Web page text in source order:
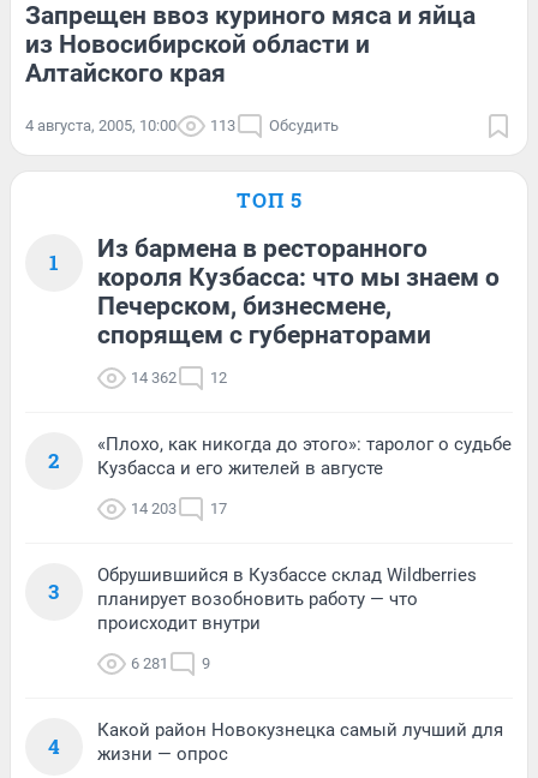
Запрещен ввоз куриного мяса и яйца
из Новосибирской области и
Алтайского края
4 августа, 2005, 10:00 113 Обсудить
ТОП 5
1
Из бармена в ресторанного
короля Кузбасса: что мы знаем о
Печерском, бизнесмене,
спорящем с губернаторами
14 362 12
2
«Плохо, как никогда до этого»: таролог о судьбе
Кузбасса и его жителей в августе
14 203 17
3
Обрушившийся в Кузбассе склад Wildberries
планирует возобновить работу — что
происходит внутри
6 281 9
4
Какой район Новокузнецка самый лучший для
жизни — опрос